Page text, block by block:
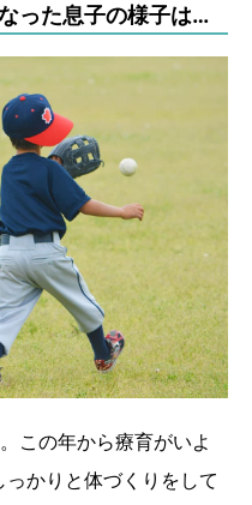
った息子の様子は…
この年から療育がいよ
かりと体づくりをして